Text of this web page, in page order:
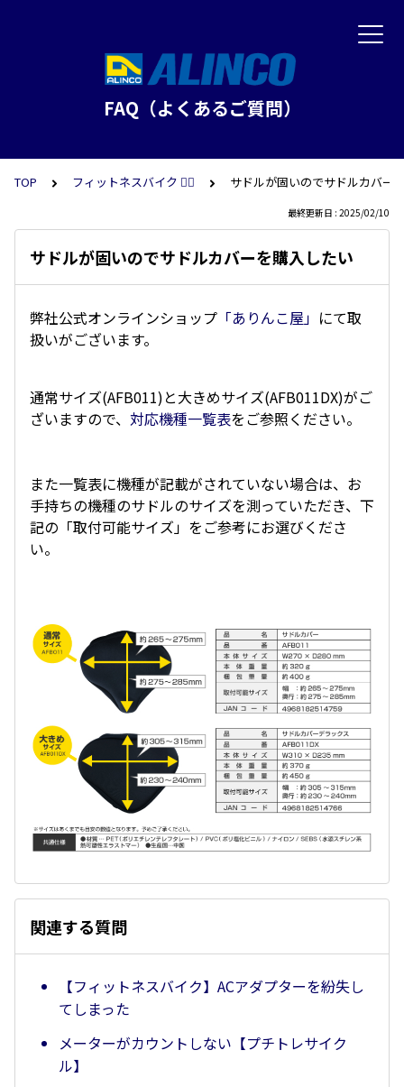
FAQ（よくあるご質問）
TOP フィットネスバイク 🚴‍♂️ サドルが固いのでサドルカバー
最終更新日 : 2025/02/10
サドルが固いのでサドルカバーを購入したい
弊社公式オンラインショップ 「ありんこ屋」 にて取
扱いがございます。
通常サイズ(AFB011)と大きめサイズ(AFB011DX)がご
ざいますので、 対応機種一覧表をご参照ください。
また一覧表に機種が記載がされていない場合は、お
手持ちの機種のサドルのサイズを測っていただき、下
記の「取付可能サイズ」をご参考にお選びくださ
い。
関連する質問
【フィットネスバイク】ACアダプターを紛失し
てしまった
メーターがカウントしない【プチトレサイク
ル】